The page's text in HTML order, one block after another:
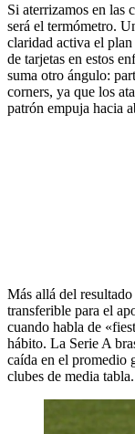
Si aterrizamos en las
será el termómetro.
claridad activa el
de tarjetas en estos
suma otro ángulo:
corners, ya que los
patrón empuja hacia
Más allá del
transferible para el
cuando habla de
hábito. La Serie A
caída en el promedio
clubes de media